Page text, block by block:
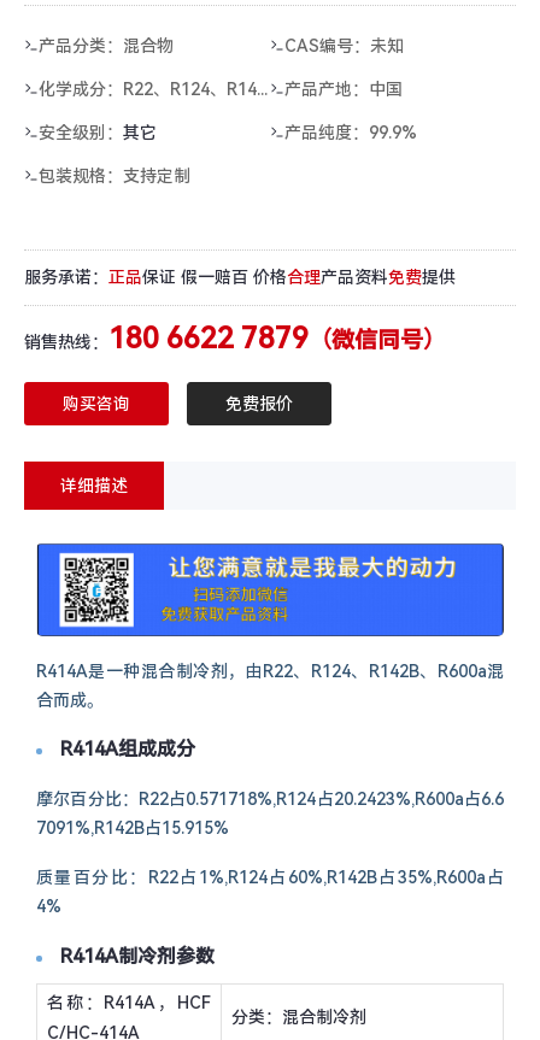
产品分类：混合物 CAS编号：未知
化学成分： R22、R124、R142B、R600a产品产地：中国
安全级别： 其它 产品纯度：99.9%
包装规格：支持定制
服务承诺： 正品保证 假一赔百 价格合理产品资料免费提供
销售热线： 180 6622 7879 （微信同号）
购买咨询 免费报价
详细描述
R414A是一种混合制冷剂，由R22、R124、R142B、R600a混
合而成。
R414A组成成分
摩尔百分比：R22占0.571718%,R124占20.2423%,R600a占6.6
7091%,R142B占15.915%
质量百分比：R22占1%,R124占60%,R142B占35%,R600a占
4%
R414A制冷剂参数
名称：R414A，HCF
C/HC-414A
分类：混合制冷剂